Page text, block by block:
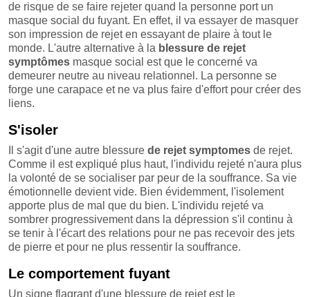
de risque de se faire rejeter quand la personne port un
masque social du fuyant. En effet, il va essayer de masquer
son impression de rejet en essayant de plaire à tout le
monde. L'autre alternative à la blessure de rejet
symptômes masque social est que le concerné va
demeurer neutre au niveau relationnel. La personne se
forge une carapace et ne va plus faire d'effort pour créer des
liens.
S'isoler
Il s'agit d'une autre blessure de rejet symptomes de rejet.
Comme il est expliqué plus haut, l'individu rejeté n'aura plus
la volonté de se socialiser par peur de la souffrance. Sa vie
émotionnelle devient vide. Bien évidemment, l'isolement
apporte plus de mal que du bien. L'individu rejeté va
sombrer progressivement dans la dépression s'il continu à
se tenir à l'écart des relations pour ne pas recevoir des jets
de pierre et pour ne plus ressentir la souffrance.
Le comportement fuyant
Un signe flagrant d'une blessure de rejet est le